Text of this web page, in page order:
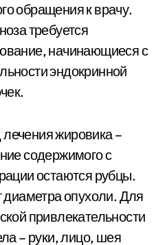
обращения к врачу.
требуется
начинающиеся с
эндокринной
жировика –
содержимого с
остаются рубцы.
диаметра опухоли. Для
привлекательности
– руки, лицо, шея